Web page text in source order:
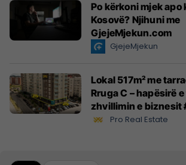
Po kërkoni mjek apo
Kosovë? Njihuni me
GjejeMjekun.com
GjejeMjekun
Lokal 517m² me
Rruga C – hapësirë
zhvillimin e biznesit
Pro Real Estate